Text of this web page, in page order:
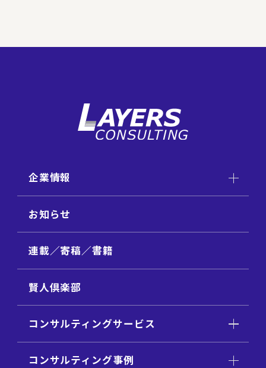
企業情報
お知らせ
連載／寄稿／書籍
賢人倶楽部
コンサルティングサービス
コンサルティング事例